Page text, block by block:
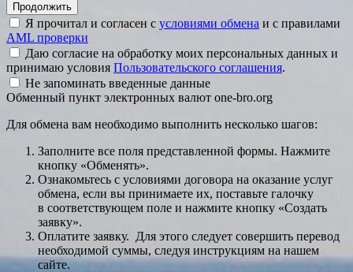
Я прочитал и согласен с условиями обмена и с правилами
AML проверки
Даю согласие на обработку моих персональных данных и
принимаю условия Пользовательского соглашения.
Не запоминать введенные данные
Обменный пункт электронных валют one-bro.org
Для обмена вам необходимо выполнить несколько шагов:
Заполните все поля представленной формы. Нажмите
кнопку «Обменять».
Ознакомьтесь с условиями договора на оказание услуг
обмена, если вы принимаете их, поставьте галочку
в соответствующем поле и нажмите кнопку «Создать
заявку».
Оплатите заявку. Для этого следует совершить перевод
необходимой суммы, следуя инструкциям на нашем
сайте.